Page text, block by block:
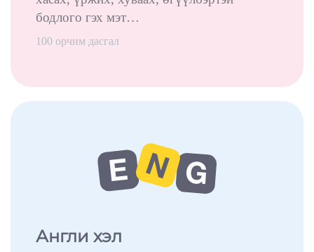
бодлого гэх мэт…
100 орчим дасгал
Англи хэл